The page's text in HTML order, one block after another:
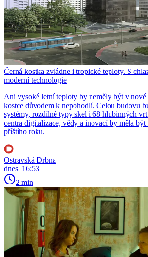
Černá kostka zvládne i tropické teploty. S
moderní technologie
Ani vysoké letní teploty by neměly být v nové
kostce důvodem k nepohodlí. Celou budovu
systémy, rozdílné typy skel i 68 hlubinných
centra digitalizace, vědy a inovací by měla být
příštího roku.
Ostravská Drbna
dnes, 16:53
2 min